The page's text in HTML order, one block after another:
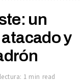
un
y
1 min read